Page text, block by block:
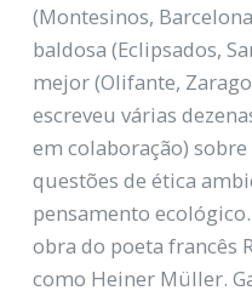
(Montesinos,
baldosa (Eclipsados,
mejor (Olifante,
escreveu várias
em colaboração)
questões de ética
pensamento
obra do poeta francês
como Heiner Müller.